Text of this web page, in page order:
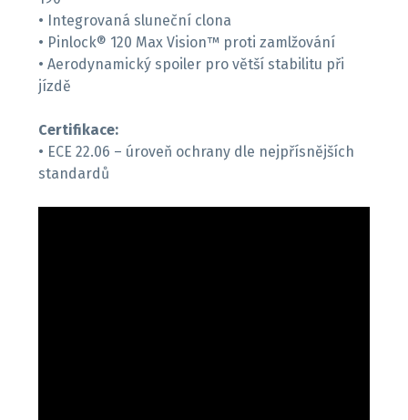
• Integrovaná sluneční clona
• Pinlock® 120 Max Vision™ proti zamlžování
• Aerodynamický spoiler pro větší stabilitu při
jízdě
Certifikace:
• ECE 22.06 – úroveň ochrany dle nejpřísnějších
standardů